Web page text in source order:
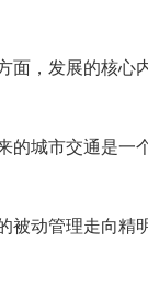
，发展的核心内
城市交通是一个
动管理走向精明